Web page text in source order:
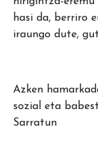
hasi da, berriro
iraungo dute,
Azken
sozial eta
Sarratun